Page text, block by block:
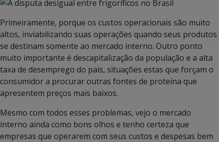
Primeiramente, porque os custos operacionais são muito
altos, inviabilizando suas operações quando seus produtos
se destinam somente ao mercado interno. Outro ponto
muito importante é descapitalização da população e a alta
taxa de desemprego do país, situações estas que forçam o
consumidor a procurar outras fontes de proteína que
apresentem preços mais baixos.
Mesmo com todos esses problemas, vejo o mercado
interno ainda como bons olhos e tenho certeza que
empresas que operarem com seus custos e despesas bem